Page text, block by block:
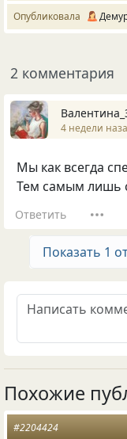
Опубликовала
2 комментария
4 недели
Мы как всегда
Тем самым лишь
Ответить
Показать 1
Похожие
#2204424